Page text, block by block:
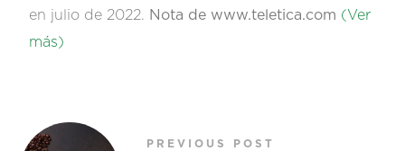
en julio de 2022. Nota de www.teletica.com (Ver
más)
PREVIOUS POST